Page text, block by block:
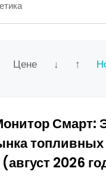
Цене ↓ ↑
Смарт:
2026